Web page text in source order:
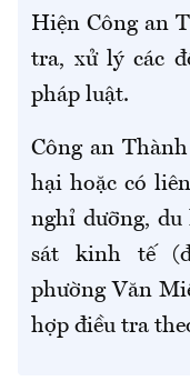
Hiện Công an
tra, xử lý các
pháp luật.
Công an
hại hoặc có
nghỉ dưỡng,
sát kinh tế
phường Văn
hợp điều tra